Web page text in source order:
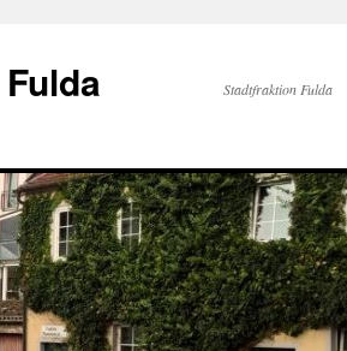
Stadtfraktion Fulda